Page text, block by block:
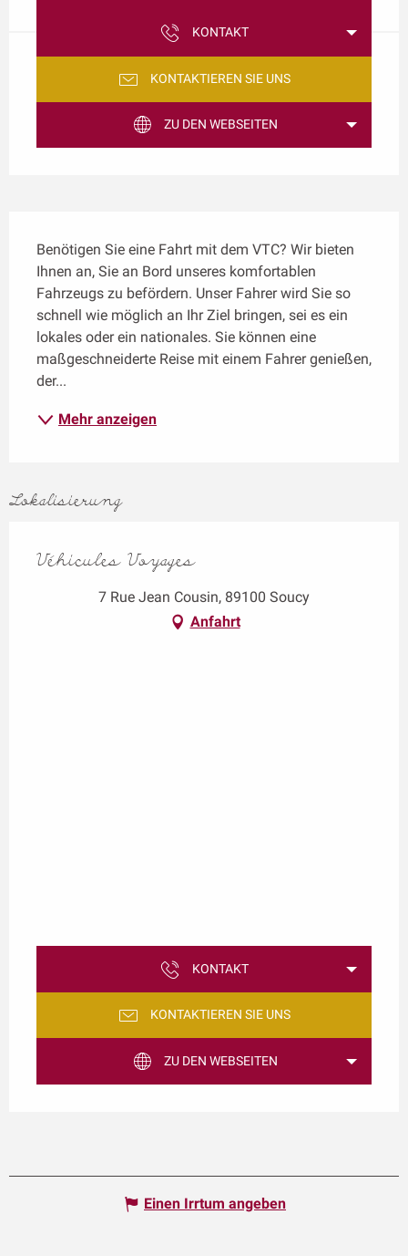
KONTAKT
KONTAKTIEREN SIE UNS
ZU DEN WEBSEITEN
Benötigen Sie eine Fahrt mit dem VTC? Wir bieten
Ihnen an, Sie an Bord unseres komfortablen
Fahrzeugs zu befördern. Unser Fahrer wird Sie so
schnell wie möglich an Ihr Ziel bringen, sei es ein
lokales oder ein nationales. Sie können eine
maßgeschneiderte Reise mit einem Fahrer genießen,
der...
Mehr anzeigen
Lokalisierung
Véhicules Voyages
7 Rue Jean Cousin, 89100 Soucy
Anfahrt
KONTAKT
KONTAKTIEREN SIE UNS
ZU DEN WEBSEITEN
Einen Irrtum angeben